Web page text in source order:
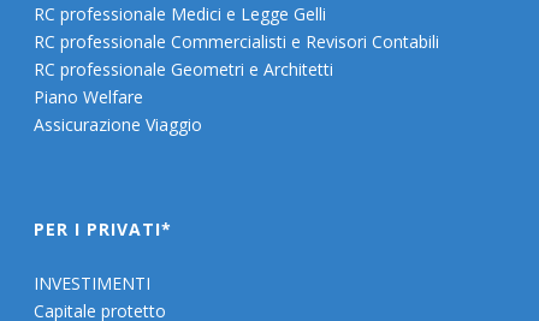
RC professionale Medici e Legge Gelli
RC professionale Commercialisti e Revisori Contabili
RC professionale Geometri e Architetti
Piano Welfare
Assicurazione Viaggio
PER I PRIVATI*
INVESTIMENTI
Capitale protetto